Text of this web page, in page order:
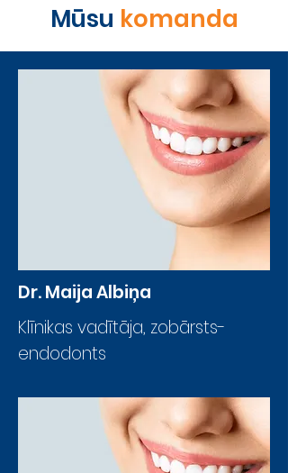
Mūsu komanda
Dr. Maija Albiņa
Klīnikas vadītāja, zobārsts-
endodonts